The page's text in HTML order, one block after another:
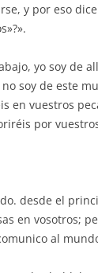
y por eso
yo soy de
soy de este
en vuestros
por
desde el
en vosotros;
al